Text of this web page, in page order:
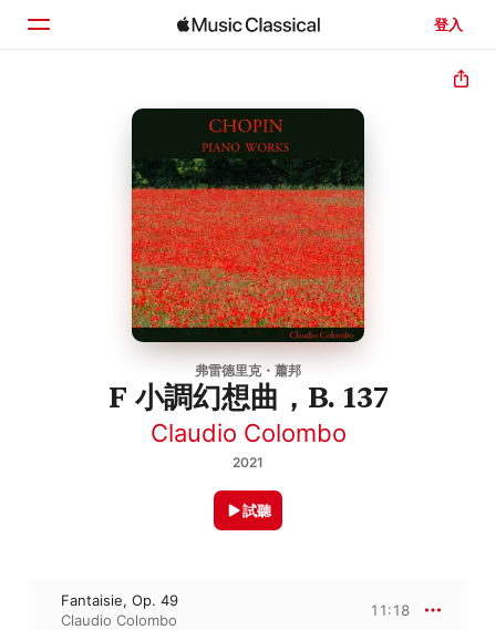
登入
弗雷德里克・蕭邦
F 小調幻想曲，B. 137
Claudio Colombo
2021
試聽
Fantaisie, Op. 49
Claudio Colombo
11:18